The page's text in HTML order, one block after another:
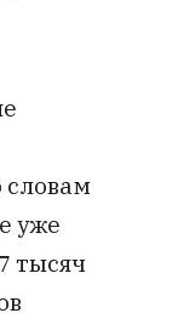
словам
уже
тысяч